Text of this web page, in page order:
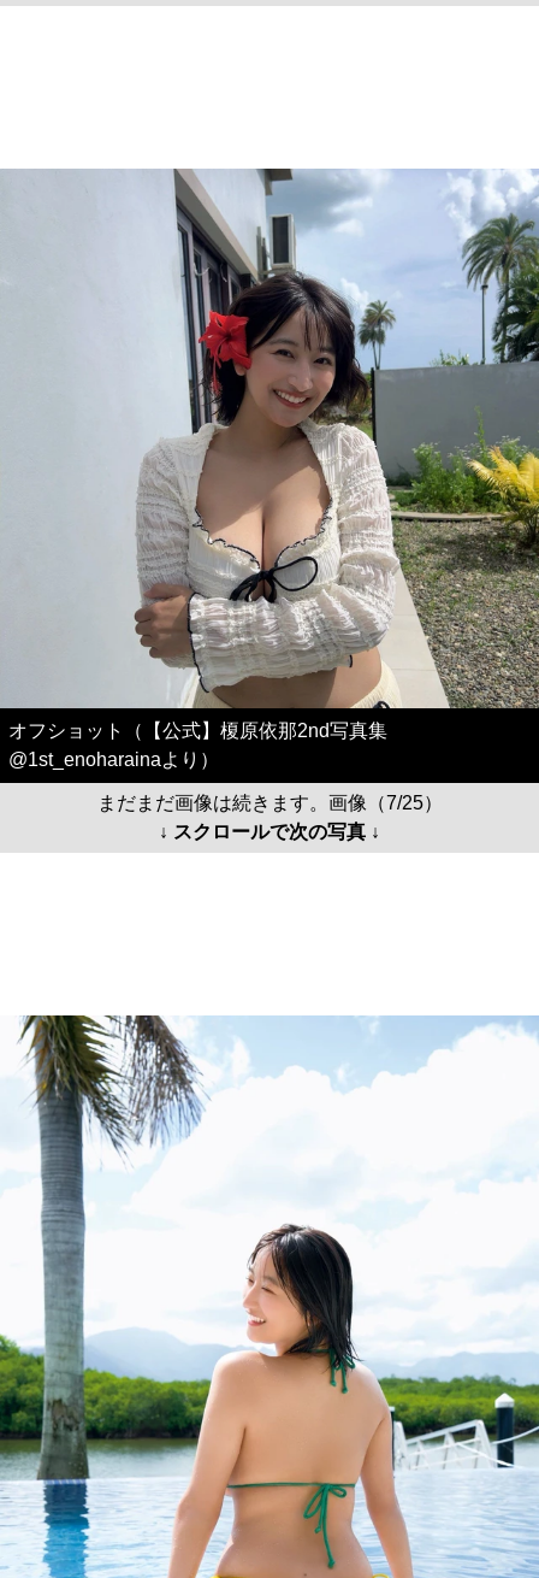
オフショット（【公式】榎原依那2nd写真集
@1st_enoharainaより）
まだまだ画像は続きます。画像（7/25）
↓ スクロールで次の写真 ↓